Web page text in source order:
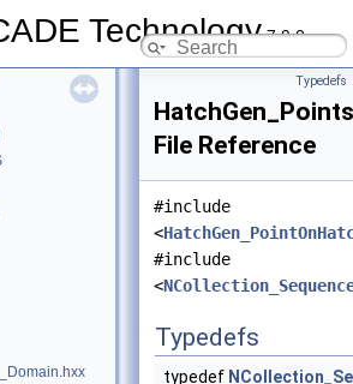
Technology7.9.0
Typedefs
File Reference
#include
<
#include
<
Typedefs
typedef